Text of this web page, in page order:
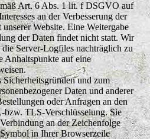
Art. 6 Abs. 1 lit. f DSGVO auf
an der Verbesserung der
Website. Eine Weitergabe
der Daten findet nicht statt. Wir
Server-Logfiles nachträglich zu
Anhaltspunkte auf eine
und zum
Daten und anderer
oder Anfragen an den
bzw. TLS-Verschlüsselung. Sie
an der Zeichenfolge
in Ihrer Browserzeile